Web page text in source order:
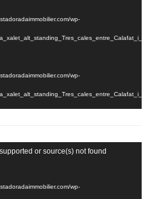
wp-
wp-
or source(s) not found
wp-